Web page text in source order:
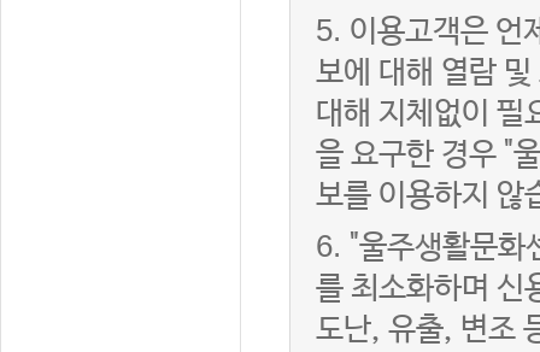
5. 이용고객은 언
보에 대해 열람
대해 지체없이 필
을 요구한 경우 "
보를 이용하지 않
6. "울주생활문화
를 최소화하며 신
도난, 유출, 변조